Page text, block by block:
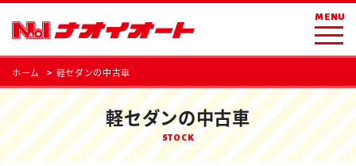
MENU
ホーム 軽セダンの中古車
軽セダンの中古車
STOCK